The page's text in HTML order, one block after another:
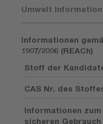
Umwelt
Informationen
1907/2006 (REACh)
Stoff der
CAS Nr. des
Informationen zum
sicheren Gebrauch